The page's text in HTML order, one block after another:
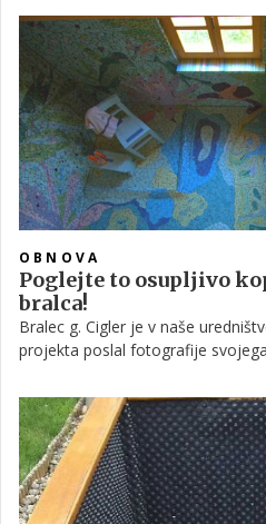
hiše naredil idiličen vodni okras
vodo, na katerega je upravičeno
OBNOVA
Poglejte to osupljivo
bralca!
Bralec g. Cigler je v naše
projekta poslal fotografije